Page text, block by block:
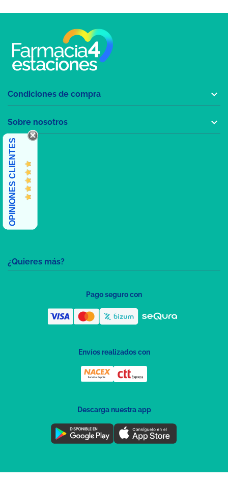
¿Quieres más?
Condiciones de compra 
Sobre nosotros 
OPINIONES CLIENTES
Pago seguro con
Envíos realizados con
Descarga nuestra app